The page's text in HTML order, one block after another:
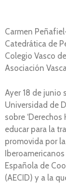
Carmen
Catedrática de
Colegio Vasco
Asociación
Ayer 18 de junio
Universidad de
sobre
educar para la
promovida por
Española de
(AECID) y a la